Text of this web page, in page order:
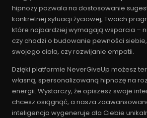
hipnozy pozwala na dostosowanie
konkretnej sytuacji życiowej, Twoich
które najbardziej wymagają wsparcia –
czy chodzi o budowanie pewności
swojego ciała, czy rozwijanie empatii.
Dzięki platformie NeverGiveUp możesz
własną, spersonalizowaną hipnozę na
energii. Wystarczy, że opiszesz swoje
chcesz osiągnąć, a nasza
inteligencja wygeneruje dla Ciebie